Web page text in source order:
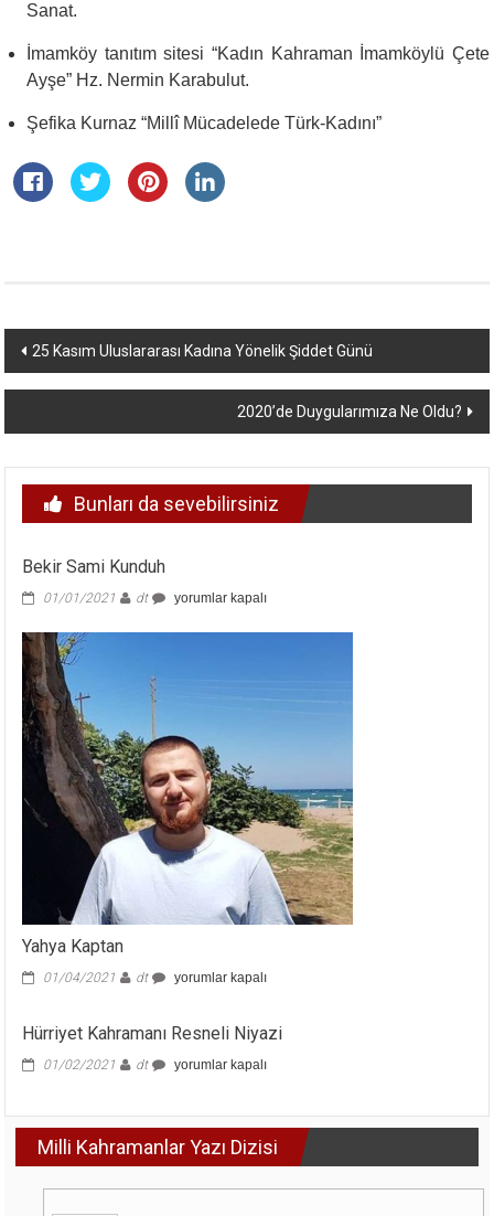
Sanat.
İmamköy tanıtım sitesi “Kadın Kahraman İmamköylü Çete
Ayşe” Hz. Nermin Karabulut.
Şefika Kurnaz “Millî Mücadelede Türk-Kadını”
Yazı
dolaşımı
25 Kasım Uluslararası Kadına Yönelik Şiddet Günü
2020’de Duygularımıza Ne Oldu?
Bunları da sevebilirsiniz
Bekir Sami Kunduh
01/01/2021 dt
Bekir
Kunduh
yorumlar kapalı
Yahya Kaptan
01/04/2021 dt
Yahya
yorumlar kapalı
Hürriyet Kahramanı Resneli Niyazi
01/02/2021 dt
Hürriyet
için
yorumlar kapalı
Milli Kahramanlar Yazı Dizisi